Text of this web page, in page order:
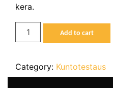
kera.
Kehonkoostumusmittaus
+
quantity
Add to cart
Category: Kuntotestaus